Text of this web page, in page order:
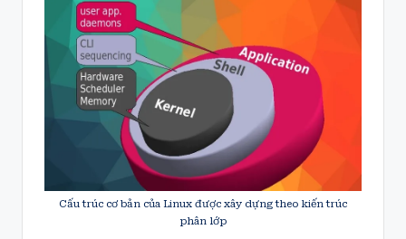
Cấu trúc cơ bản của Linux được xây dựng theo kiến trúc
phân lớp